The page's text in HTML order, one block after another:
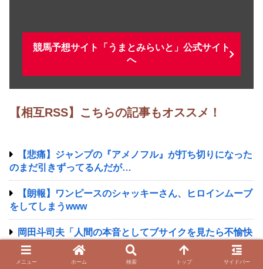
競馬予想サイト「うまとみらいと」公式サイト
へ
【相互RSS】こちらの記事もオススメ！
【悲痛】ジャンプの『アメノフル』が打ち切りになった
のまだ引きずってるんだが…
【朗報】ワンピースのシャッキーさん、ヒロインムーブ
をしてしまうwww
岡田斗司夫「人間の本音としてブサイクを見たら不愉快
になる。この責任をどうとるんだ」
メニュー ホーム 検索 トップ サイドバー